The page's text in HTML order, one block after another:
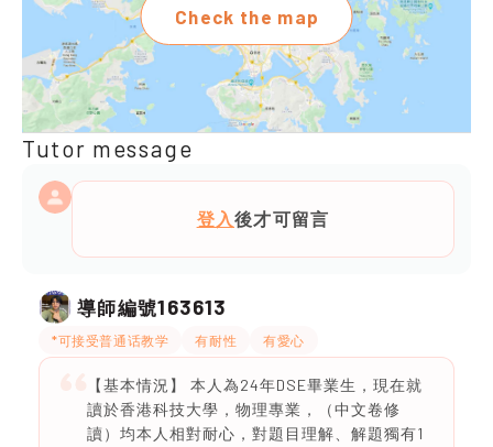
Check the map
Tutor message
登入後才可留言
導師編號163613
*可接受普通话教学 有耐性 有愛心
【基本情況】 本人為24年DSE畢業生，現在就
讀於香港科技大學，物理專業，（中文卷修
讀）均本人相對耐心，對題目理解、解題獨有1